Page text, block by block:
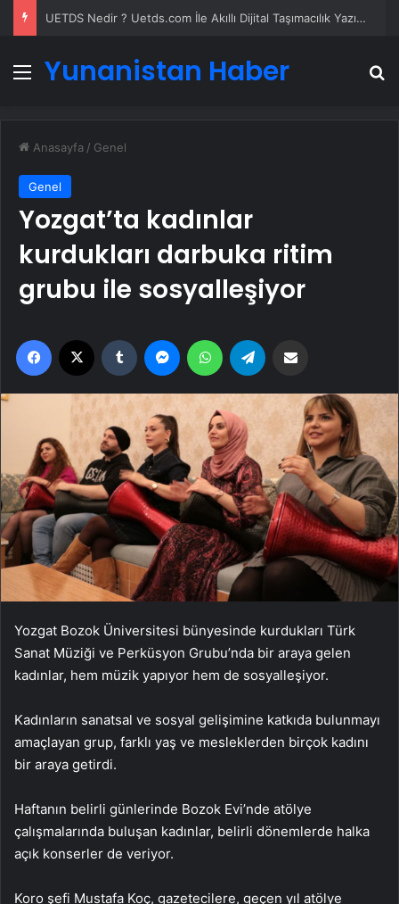
UETDS Nedir ? Uetds.com İle Akıllı Dijital Taşımacılık Yazılımı
Menü
Yunanistan Haber
Anasayfa / Genel
Genel
Yozgat’ta kadınlar
kurdukları darbuka ritim
grubu ile sosyalleşiyor
Facebook Tumblr MessengerWhatsApp
Yozgat Bozok Üniversitesi bünyesinde kurdukları Türk
Sanat Müziği ve Perküsyon Grubu’nda bir araya gelen
kadınlar, hem müzik yapıyor hem de sosyalleşiyor.
Kadınların sanatsal ve sosyal gelişimine katkıda bulunmayı
amaçlayan grup, farklı yaş ve mesleklerden birçok kadını
bir araya getirdi.
Haftanın belirli günlerinde Bozok Evi’nde atölye
çalışmalarında buluşan kadınlar, belirli dönemlerde halka
açık konserler de veriyor.
Koro şefi Mustafa Koç, gazetecilere, geçen yıl atölye